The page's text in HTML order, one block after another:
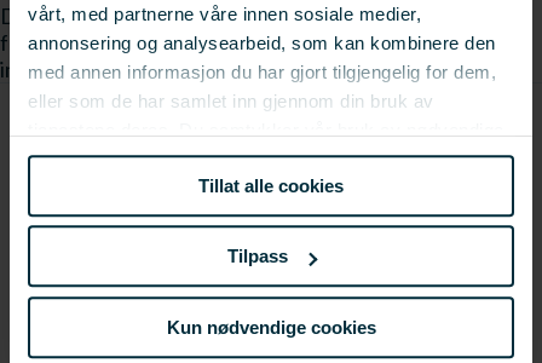
vårt, med partnerne våre innen sosiale medier,
annonsering og analysearbeid, som kan kombinere den
med annen informasjon du har gjort tilgjengelig for dem,
eller som de har samlet inn gjennom din bruk av
informasjonskapsler ved å bruke nettstedet vårt.
Tillat alle cookies
Tilpass
Kun nødvendige cookies
Det ble også laget en brosjyre vedr. LUR-programmet i
forkant av messen. Her kan du finne mye nyttig
informasjon og den kan du laste ned i linken til høyre.